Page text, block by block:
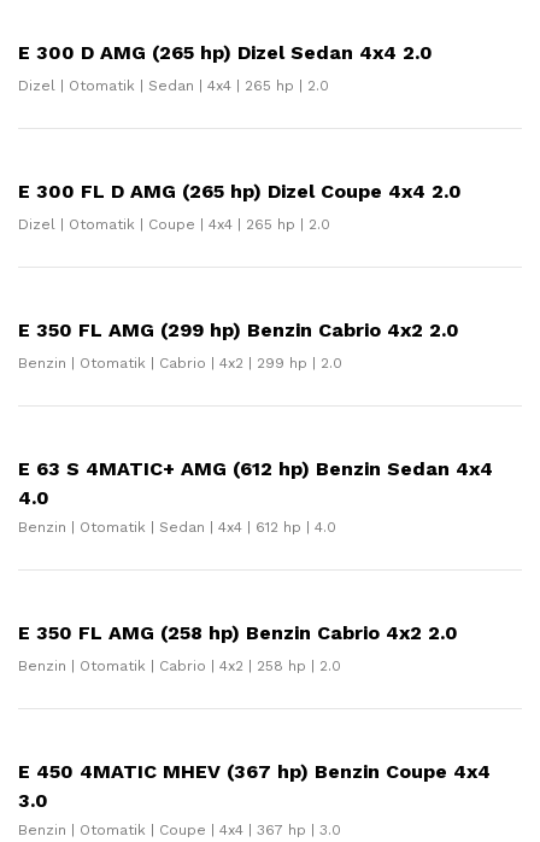
E 300 D AMG (265 hp) Dizel Sedan 4x4 2.0
Dizel | Otomatik | Sedan | 4x4 | 265 hp | 2.0
E 300 FL D AMG (265 hp) Dizel Coupe 4x4 2.0
Dizel | Otomatik | Coupe | 4x4 | 265 hp | 2.0
E 350 FL AMG (299 hp) Benzin Cabrio 4x2 2.0
Benzin | Otomatik | Cabrio | 4x2 | 299 hp | 2.0
E 63 S 4MATIC+ AMG (612 hp) Benzin Sedan 4x4
4.0
Benzin | Otomatik | Sedan | 4x4 | 612 hp | 4.0
E 350 FL AMG (258 hp) Benzin Cabrio 4x2 2.0
Benzin | Otomatik | Cabrio | 4x2 | 258 hp | 2.0
E 450 4MATIC MHEV (367 hp) Benzin Coupe 4x4
3.0
Benzin | Otomatik | Coupe | 4x4 | 367 hp | 3.0